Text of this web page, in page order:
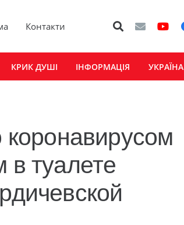
Контакти
КРИК ДУШІ ІНФОРМАЦІЯ УКРАЇНА
туалете